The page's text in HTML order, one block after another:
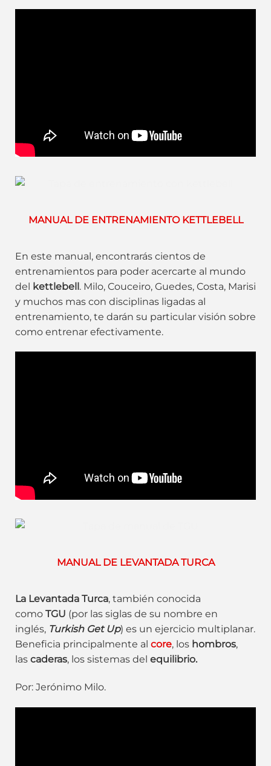
MANUAL DE ENTRENAMIENTO KETTLEBELL
En este manual, encontrarás cientos de
entrenamientos para poder acercarte al mundo
del kettlebell. Milo, Couceiro, Guedes, Costa, Marisi
y muchos mas con disciplinas ligadas al
entrenamiento, te darán su particular visión sobre
como entrenar efectivamente.
MANUAL DE LEVANTADA TURCA
La Levantada Turca, también conocida
como TGU (por las siglas de su nombre en
inglés, Turkish Get Up) es un ejercicio multiplanar.
Beneficia principalmente al core, los hombros,
las caderas, los sistemas del equilibrio.
Por: Jerónimo Milo.